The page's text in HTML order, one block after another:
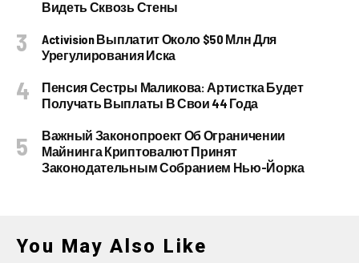
Видеть Сквозь Стены
Activision Выплатит Около $50 Млн Для
Урегулирования Иска
Пенсия Сестры Маликова: Артистка Будет
Получать Выплаты В Свои 44 Года
Важный Законопроект Об Ограничении
Майнинга Криптовалют Принят
Законодательным Собранием Нью-Йорка
You May Also Like